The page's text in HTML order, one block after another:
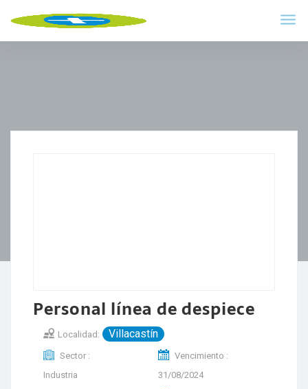
Personal línea de despiece
Localidad: Villacastín
Sector :
Industria
Vencimiento :
31/08/2024